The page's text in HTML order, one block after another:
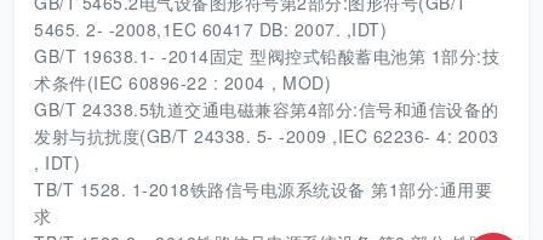
5465. 2- -2008,1EC 60417 DB: 2007. ,IDT)
GB/T 19638.1- -2014固定 型阀控式铅酸蓄电池第 1部分:技
术条件(IEC 60896-22 : 2004，MOD)
GB/T 24338.5轨道交通电磁兼容第4部分:信号和通信设备的
发射与抗扰度(GB/T 24338. 5- -2009 ,IEC 62236- 4: 2003
, IDT)
TB/T 1528. 1-2018铁路信号电源系统设备 第1部分:通用要
求